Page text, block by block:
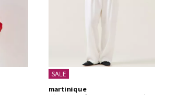
SALE
martinique